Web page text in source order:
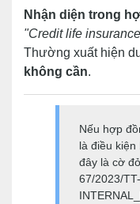
Nhận diện trong
"Credit life
Thường xuất hiện
không cần.
Nếu hợp
là điều kiện
đây là cờ
67/2023/